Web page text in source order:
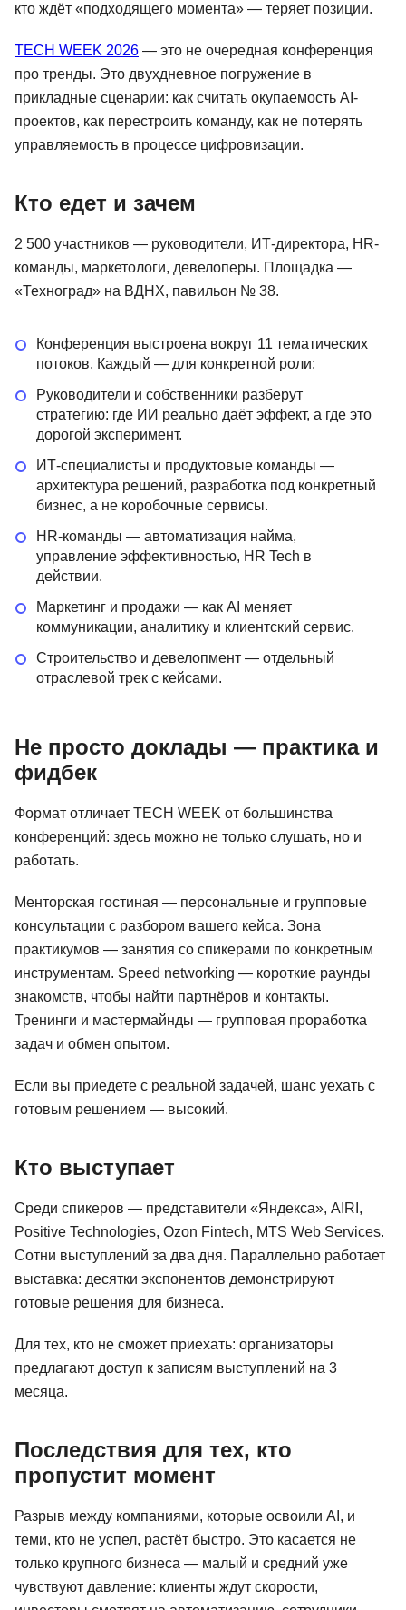
кто ждёт «подходящего момента» — теряет позиции.
TECH WEEK 2026 — это не очередная конференция
про тренды. Это двухдневное погружение в
прикладные сценарии: как считать окупаемость AI-
проектов, как перестроить команду, как не потерять
управляемость в процессе цифровизации.
Кто едет и зачем
2 500 участников — руководители, ИТ-директора, HR-
команды, маркетологи, девелоперы. Площадка —
«Техноград» на ВДНХ, павильон № 38.
Конференция выстроена вокруг 11 тематических
потоков. Каждый — для конкретной роли:
Руководители и собственники разберут
стратегию: где ИИ реально даёт эффект, а где это
дорогой эксперимент.
ИТ-специалисты и продуктовые команды —
архитектура решений, разработка под конкретный
бизнес, а не коробочные сервисы.
HR-команды — автоматизация найма,
управление эффективностью, HR Tech в
действии.
Маркетинг и продажи — как AI меняет
коммуникации, аналитику и клиентский сервис.
Строительство и девелопмент — отдельный
отраслевой трек с кейсами.
Не просто доклады — практика и
фидбек
Формат отличает TECH WEEK от большинства
конференций: здесь можно не только слушать, но и
работать.
Менторская гостиная — персональные и групповые
консультации с разбором вашего кейса. Зона
практикумов — занятия со спикерами по конкретным
инструментам. Speed networking — короткие раунды
знакомств, чтобы найти партнёров и контакты.
Тренинги и мастермайнды — групповая проработка
задач и обмен опытом.
Если вы приедете с реальной задачей, шанс уехать с
готовым решением — высокий.
Кто выступает
Среди спикеров — представители «Яндекса», AIRI,
Positive Technologies, Ozon Fintech, MTS Web Services.
Сотни выступлений за два дня. Параллельно работает
выставка: десятки экспонентов демонстрируют
готовые решения для бизнеса.
Для тех, кто не сможет приехать: организаторы
предлагают доступ к записям выступлений на 3
месяца.
Последствия для тех, кто
пропустит момент
Разрыв между компаниями, которые освоили AI, и
теми, кто не успел, растёт быстро. Это касается не
только крупного бизнеса — малый и средний уже
чувствуют давление: клиенты ждут скорости,